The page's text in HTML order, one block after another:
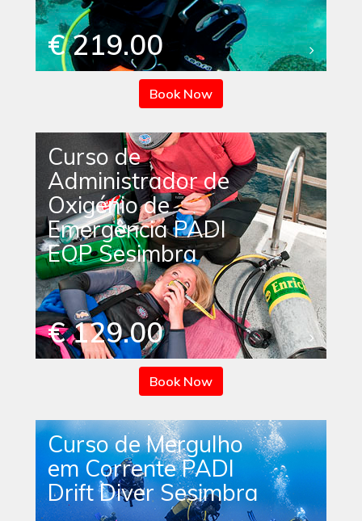
€ 219.00
Book Now
Curso de
Administrador de
Oxigénio de
Emergência PADI
EOP Sesimbra
€ 129.00
Book Now
Curso de Mergulho
em Corrente PADI
Drift Diver Sesimbra